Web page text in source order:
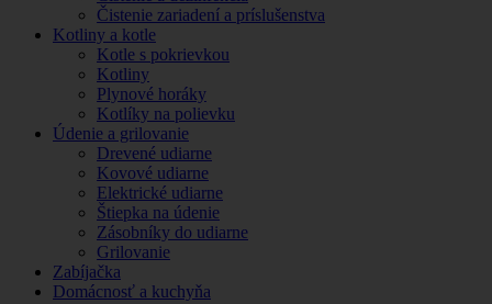
Čistenie zariadení a príslušenstva
Kotliny a kotle
Kotle s pokrievkou
Kotliny
Plynové horáky
Kotlíky na polievku
Údenie a grilovanie
Drevené udiarne
Kovové udiarne
Elektrické udiarne
Štiepka na údenie
Zásobníky do udiarne
Grilovanie
Zabíjačka
Domácnosť a kuchyňa